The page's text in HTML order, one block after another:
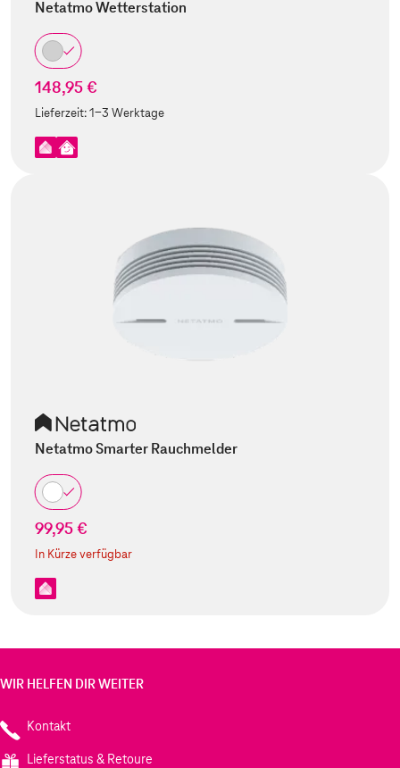
Netatmo Wetterstation
148,95 €
Lieferzeit:1-3 Werktage
Netatmo Smarter Rauchmelder
99,95 €
In Kürze verfügbar
WIR HELFEN DIR WEITER
Kontakt
Lieferstatus & Retoure